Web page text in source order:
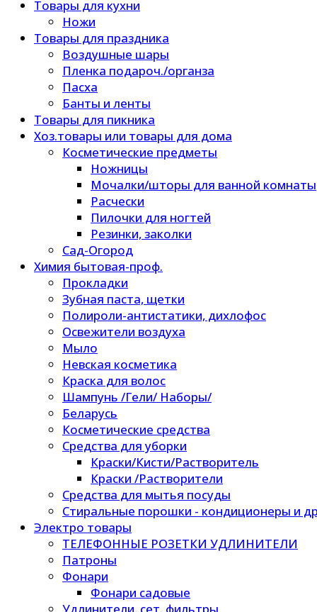
Товары для кухни
Ножи
Товары для праздника
Воздушные шары
Пленка подароч./органза
Пасха
Банты и ленты
Товары для пикника
Хоз.товары или товары для дома
Косметические предметы
Ножницы
Мочалки/шторы для ванной комнаты
Расчески
Пилочки для ногтей
Резинки, заколки
Сад-Огород
Химия бытовая-проф.
Прокладки
Зубная паста, щетки
Полироли-антистатики, дихлофос
Освежители воздуха
Мыло
Невская косметика
Краска для волос
Шампунь /Гели/ Наборы/
Беларусь
Косметические средства
Средства для уборки
Краски/Кисти/Растворитель
Краски /Растворители
Средства для мытья посуды
Стиральные порошки - кондиционеры и
Электро товары
ТЕЛЕФОННЫЕ РОЗЕТКИ УДЛИНИТЕЛИ
Патроны
Фонари
Фонари садовые
Удлинители, сет. фильтры